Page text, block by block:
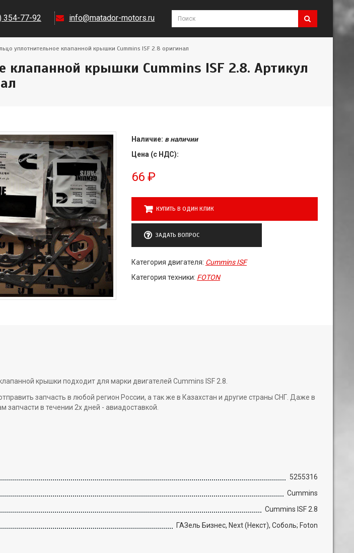
354-77-92 info@matador-motors.ru
уплотнительное клапанной крышки Cummins ISF 2.8 оригинал
клапанной крышки Cummins ISF 2.8. Артикул
Наличие: в наличии
Цена (с НДС):
66 ₽
КУПИТЬ В ОДИН КЛИК
ЗАДАТЬ ВОПРОС
Категория двигателя: Cummins ISF
Категория техники: FOTON
крышки подходит для марки двигателей Cummins ISF 2.8.
запчасть в любой регион России, а так же в Казахстан и другие страны СНГ. Даже в
в течении 2х дней - авиадоставкой.
5255316
Cummins
Cummins ISF 2.8
ГАЗель Бизнес, Next (Некст), Соболь; Foton